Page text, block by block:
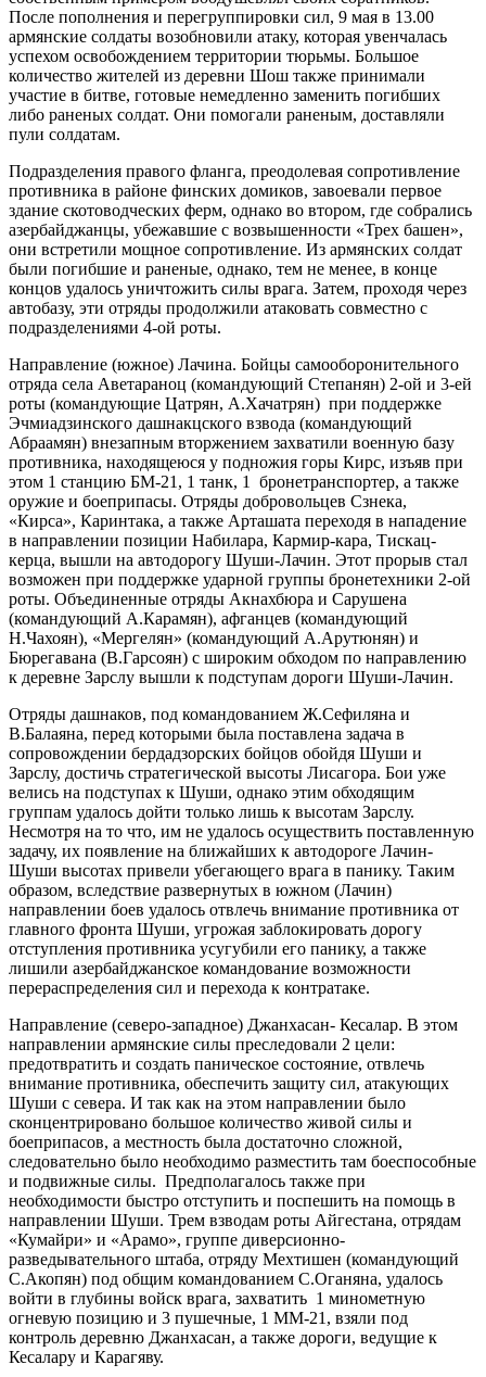
После пополнения и перегруппировки сил, 9 мая в 13.00
армянские солдаты возобновили атаку, которая увенчалась
успехом освобождением территории тюрьмы. Большое
количество жителей из деревни Шош также принимали
участие в битве, готовые немедленно заменить погибших
либо раненых солдат. Они помогали раненым, доставляли
пули солдатам.
Подразделения правого фланга, преодолевая сопротивление
противника в районе финских домиков, завоевали первое
здание скотоводческих ферм, однако во втором, где собрались
азербайджанцы, убежавшие с возвышенности «Трех башен»,
они встретили мощное сопротивление. Из армянских солдат
были погибшие и раненые, однако, тем не менее, в конце
концов удалось уничтожить силы врага. Затем, проходя через
автобазу, эти отряды продолжили атаковать совместно с
подразделениями 4-ой роты.
Направление (южное) Лачина. Бойцы самооборонительного
отряда села Аветараноц (командующий Степанян) 2-ой и 3-ей
роты (командующие Цатрян, А.Хачатрян) при поддержке
Эчмиадзинского дашнакцского взвода (командующий
Абраамян) внезапным вторжением захватили военную базу
противника, находящеюся у подножия горы Кирс, изъяв при
этом 1 станцию БМ-21, 1 танк, 1 бронетранспортер, а также
оружие и боеприпасы. Отряды добровольцев Сзнека,
«Кирса», Каринтака, а также Арташата переходя в нападение
в направлении позиции Набилара, Кармир-кара, Тискац-
керца, вышли на автодорогу Шуши-Лачин. Этот прорыв стал
возможен при поддержке ударной группы бронетехники 2-ой
роты. Объединенные отряды Акнахбюра и Сарушена
(командующий А.Карамян), афганцев (командующий
Н.Чахоян), «Мергелян» (командующий А.Арутюнян) и
Бюрегавана (В.Гарсоян) с широким обходом по направлению
к деревне Зарслу вышли к подступам дороги Шуши-Лачин.
Отряды дашнаков, под командованием Ж.Сефиляна и
В.Балаяна, перед которыми была поставлена задача в
сопровождении бердадзорских бойцов обойдя Шуши и
Зарслу, достичь стратегической высоты Лисагора. Бои уже
велись на подступах к Шуши, однако этим обходящим
группам удалось дойти только лишь к высотам Зарслу.
Несмотря на то что, им не удалось осуществить поставленную
задачу, их появление на ближайших к автодороге Лачин-
Шуши высотах привели убегающего врага в панику. Таким
образом, вследствие развернутых в южном (Лачин)
направлении боев удалось отвлечь внимание противника от
главного фронта Шуши, угрожая заблокировать дорогу
отступления противника усугубили его панику, а также
лишили азербайджанское командование возможности
перераспределения сил и перехода к контратаке.
Направление (северо-западное) Джанхасан- Кесалар. В этом
направлении армянские силы преследовали 2 цели:
предотвратить и создать паническое состояние, отвлечь
внимание противника, обеспечить защиту сил, атакующих
Шуши с севера. И так как на этом направлении было
сконцентрировано большое количество живой силы и
боеприпасов, а местность была достаточно сложной,
следовательно было необходимо разместить там боеспособные
и подвижные силы. Предполагалось также при
необходимости быстро отступить и поспешить на помощь в
направлении Шуши. Трем взводам роты Айгестана, отрядам
«Кумайри» и «Арамо», группе диверсионно-
разведывательного штаба, отряду Мехтишен (командующий
С.Акопян) под общим командованием С.Оганяна, удалось
войти в глубины войск врага, захватить 1 минометную
огневую позицию и 3 пушечные, 1 ММ-21, взяли под
контроль деревню Джанхасан, а также дороги, ведущие к
Кесалару и Карагяву.